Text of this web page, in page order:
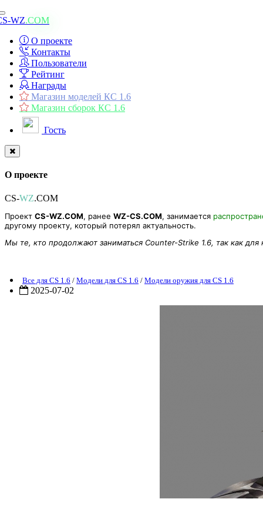
Toggle
navigation
WZ.COM
О проекте
Контакты
Пользователи
Рейтинг
Награды
Магазин моделей КС 1.6
Магазин сборок КС 1.6
Гость
О проекте
CS-WZ.COM
Проект CS-WZ.COM, ранее WZ-CS.COM, занимается
другому проекту, который потерял актуальность.
Мы те, кто продолжают заниматься Counter-Strike 1.6, так как для
Все для CS 1.6 / Модели для CS 1.6 / Модели оружия для CS 1.6
2025-07-02